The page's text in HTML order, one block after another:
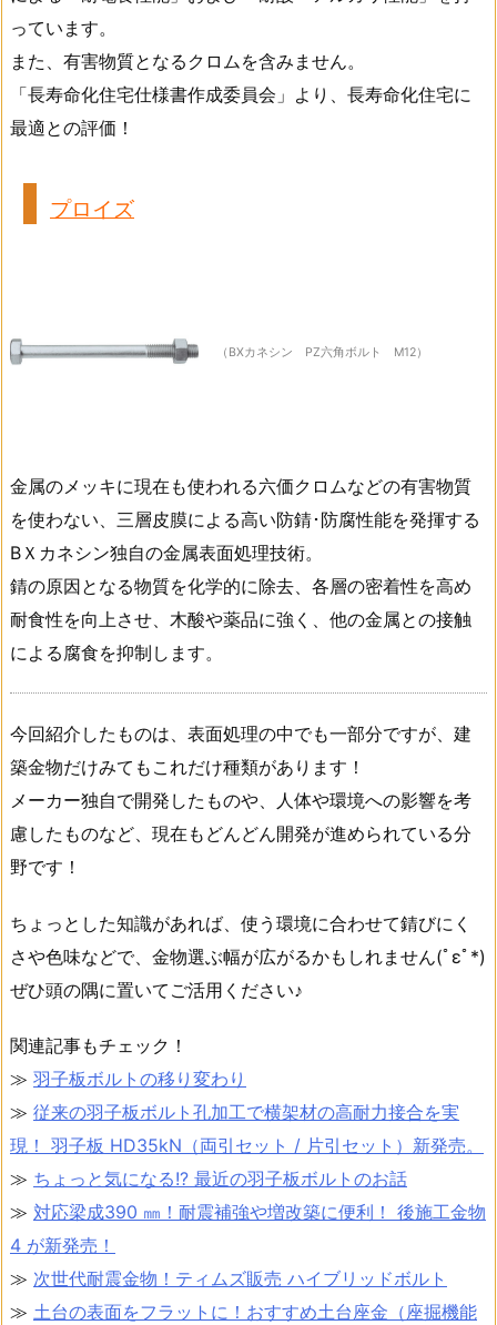
っています。
また、有害物質となるクロムを含みません。
「長寿命化住宅仕様書作成委員会」より、長寿命化住宅に
最適との評価！
プロイズ
（BXカネシン PZ六角ボルト M12）
金属のメッキに現在も使われる六価クロムなどの有害物質
を使わない、三層皮膜による高い防錆･防腐性能を発揮する
BＸカネシン独自の金属表面処理技術。
錆の原因となる物質を化学的に除去、各層の密着性を高め
耐食性を向上させ、木酸や薬品に強く、他の金属との接触
による腐食を抑制します。
今回紹介したものは、表面処理の中でも一部分ですが、建
築金物だけみてもこれだけ種類があります！
メーカー独自で開発したものや、人体や環境への影響を考
慮したものなど、現在もどんどん開発が進められている分
野です！
ちょっとした知識があれば、使う環境に合わせて錆びにく
さや色味などで、金物選ぶ幅が広がるかもしれません(ﾟεﾟ*)
ぜひ頭の隅に置いてご活用ください♪
関連記事もチェック！
≫ 羽子板ボルトの移り変わり
≫ 従来の羽子板ボルト孔加工で横架材の高耐力接合を実
現！ 羽子板 HD35kN（両引セット / 片引セット）新発売。
≫ ちょっと気になる!? 最近の羽子板ボルトのお話
≫ 対応梁成390 ㎜！耐震補強や増改築に便利！ 後施工金物
4 が新発売！
≫ 次世代耐震金物！ティムズ販売 ハイブリッドボルト
≫ 土台の表面をフラットに！おすすめ土台座金（座掘機能